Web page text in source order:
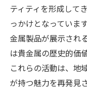
値の再発見
歴史的視
大府市の
貴金属を
伝統と現代
ティティを形成して
っかけとなっていま
金属製品が展示され
は貴金属の歴史的価
これらの活動は、地
が持つ魅力を再発見